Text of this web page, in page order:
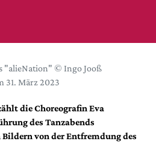
"alieNation" © Ingo Jooß
31. März 2023
die Choreografin Eva
des Tanzabends
von der Entfremdung des